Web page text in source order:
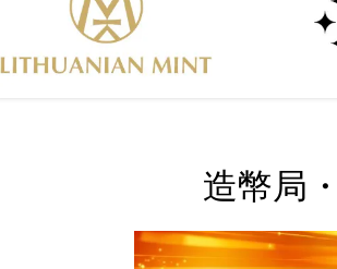
造幣局